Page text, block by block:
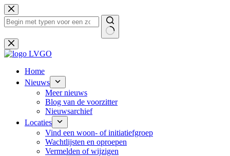
Ga
naar
de
Geen
resultaten
Home
Nieuws
Meer nieuws
Blog van de voorzitter
Nieuwsarchief
Locaties
Vind een woon- of initiatiefgroep
Wachtlijsten en oproepen
Vermelden of wijzigen